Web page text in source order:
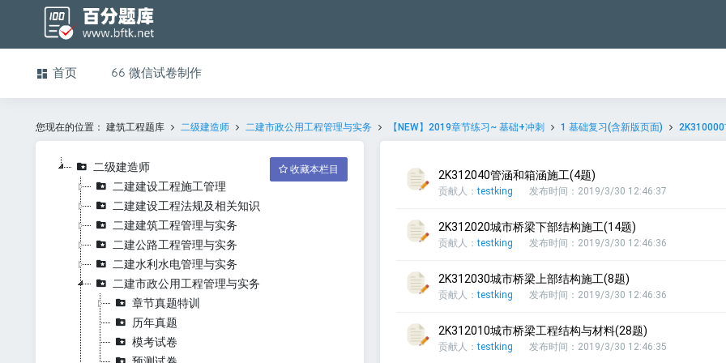
首页 微信试卷制作
您现在的位置： 建筑工程题库 二级建造师 二建市政公用工程管理与实务 【NEW】2019章节练习~ 基础+冲刺 1 基础复习(含新版页面)
收藏本栏目
二级建造师
二建建设工程施工管理
二建建设工程法规及相关知识
二建建筑工程管理与实务
二建公路工程管理与实务
二建水利水电管理与实务
二建市政公用工程管理与实务
章节真题特训
历年真题
模考试卷
2K312040管涵和箱涵施工(4题)
贡献人：testking 发布时间：2019/3/30 12:46:37
2K312020城市桥梁下部结构施工(14题)
贡献人：testking 发布时间：2019/3/30 12:46:36
2K312030城市桥梁上部结构施工(8题)
贡献人：testking 发布时间：2019/3/30 12:46:36
2K312010城市桥梁工程结构与材料(28题)
贡献人：testking 发布时间：2019/3/30 12:46:35